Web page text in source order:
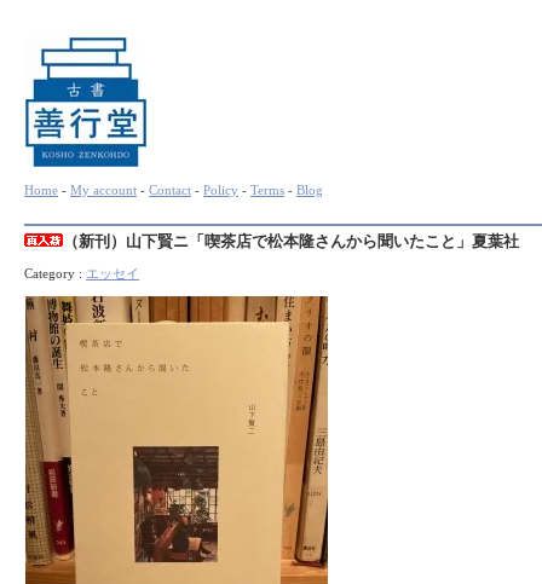
Home - My account - Contact - Policy - Terms - Blog
（新刊）山下賢ニ「喫茶店で松本隆さんから聞いたこと」夏葉社
Category : エッセイ